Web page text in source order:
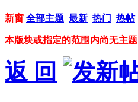
新窗 全部主题 最新 热门 热帖
本版块或指定的范围内尚无主题
返 回